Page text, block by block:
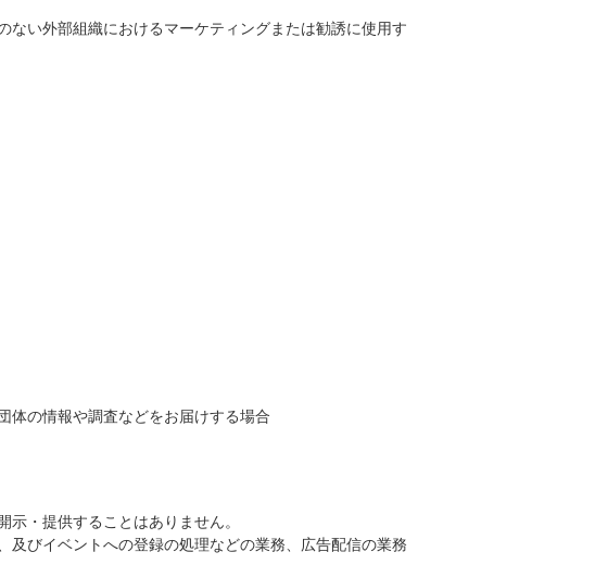
い外部組織におけるマーケティングまたは勧誘に使用す
体の情報や調査などをお届けする場合
・提供することはありません。
びイベントへの登録の処理などの業務、広告配信の業務